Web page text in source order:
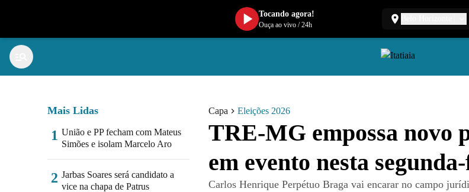
Capa Eleições 2026
TRE-MG empossa novo
em evento nesta
Carlos Henrique Perpétuo Braga vai encarar no campo
Mais Lidas
1 União e PP fecham com Mateus
Simões e isolam Marcelo Aro
2 Jarbas Soares será candidato a
vice na chapa de Patrus
Tocando agora!
Ouça ao vivo/24h